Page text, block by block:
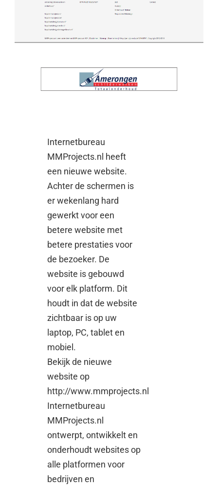
Internetbureau
MMProjects.nl heeft
een nieuwe website.
Achter de schermen is
er wekenlang hard
gewerkt voor een
betere website met
betere prestaties voor
de bezoeker. De
website is gebouwd
voor elk platform. Dit
houdt in dat de website
zichtbaar is op uw
laptop, PC, tablet en
mobiel.
Bekijk de nieuwe
website op
http://www.mmprojects.nl
Internetbureau
MMProjects.nl
ontwerpt, ontwikkelt en
onderhoudt websites op
alle platformen voor
bedrijven en